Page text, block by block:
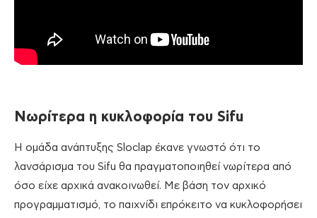
Νωρίτερα η κυκλοφορία του Sifu
H ομάδα ανάπτυξης Sloclap έκανε γνωστό ότι το
λανσάρισμα του Sifu θα πραγματοποιηθεί νωρίτερα από
όσο είχε αρχικά ανακοινωθεί. Με βάση τον αρχικό
προγραμματισμό, το παιχνίδι επρόκειτο να κυκλοφορήσει